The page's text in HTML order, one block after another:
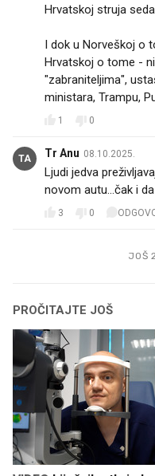
Hrvatskoj struja
I dok u Norveškoj o
Hrvatskoj o tome -
"zabraniteljima",
ministara, Trampu,
1 0
TA Tr Anu 08.10.2025.
Ljudi jedva
novom autu...čak i
3 0
JOŠ
PROČITAJTE JOŠ